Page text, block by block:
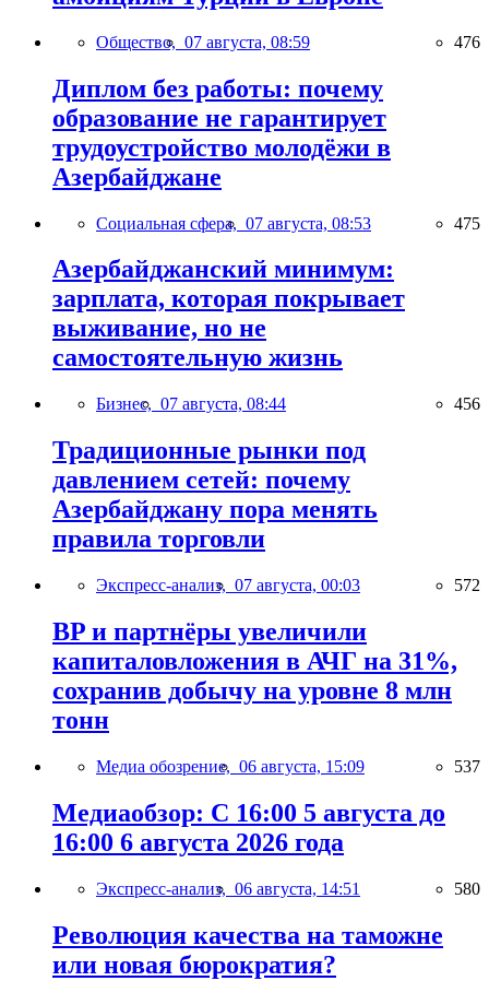
Общество, 07 августа, 08:59 476
Диплом без работы: почему
образование не гарантирует
трудоустройство молодёжи в
Азербайджане
Социальная сфера, 07 августа, 08:53 475
Азербайджанский минимум:
зарплата, которая покрывает
выживание, но не
самостоятельную жизнь
Бизнес, 07 августа, 08:44 456
Традиционные рынки под
давлением сетей: почему
Азербайджану пора менять
правила торговли
Экспресс-анализ, 07 августа, 00:03 572
BP и партнёры увеличили
капиталовложения в АЧГ на 31%,
сохранив добычу на уровне 8 млн
тонн
Медиа обозрение, 06 августа, 15:09 537
Медиаобзор: С 16:00 5 августа до
16:00 6 августа 2026 года
Экспресс-анализ, 06 августа, 14:51 580
Революция качества на таможне
или новая бюрократия?